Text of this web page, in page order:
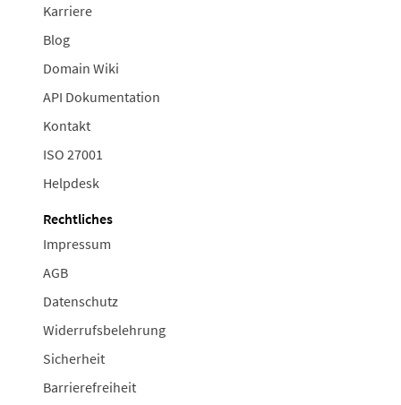
Karriere
Blog
Domain Wiki
API Dokumentation
Kontakt
ISO 27001
Helpdesk
Rechtliches
Impressum
AGB
Datenschutz
Widerrufsbelehrung
Sicherheit
Barrierefreiheit